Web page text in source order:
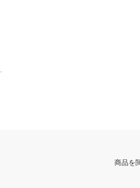
商品を